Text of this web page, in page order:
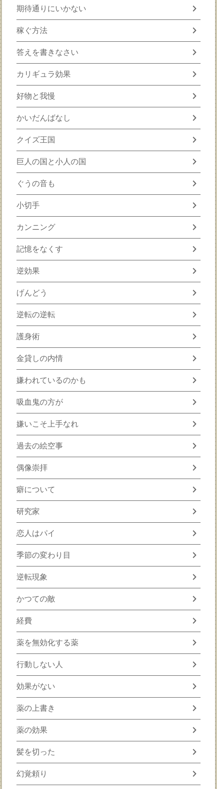
期待通りにいかない chevron_right
稼ぐ方法 chevron_right
答えを書きなさい chevron_right
カリギュラ効果 chevron_right
好物と我慢 chevron_right
かいだんばなし chevron_right
クイズ王国 chevron_right
巨人の国と小人の国 chevron_right
ぐうの音も chevron_right
小切手 chevron_right
カンニング chevron_right
記憶をなくす chevron_right
逆効果 chevron_right
げんどう chevron_right
逆転の逆転 chevron_right
護身術 chevron_right
金貸しの内情 chevron_right
嫌われているのかも chevron_right
吸血鬼の方が chevron_right
嫌いこそ上手なれ chevron_right
過去の絵空事 chevron_right
偶像崇拝 chevron_right
癖について chevron_right
研究家 chevron_right
恋人はパイ chevron_right
季節の変わり目 chevron_right
逆転現象 chevron_right
かつての敵 chevron_right
経費 chevron_right
薬を無効化する薬 chevron_right
行動しない人 chevron_right
効果がない chevron_right
薬の上書き chevron_right
薬の効果 chevron_right
髪を切った chevron_right
幻覚頼り chevron_right